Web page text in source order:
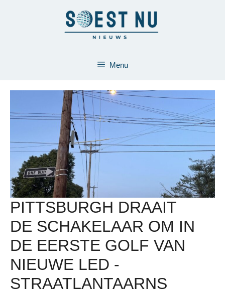
Menu
PITTSBURGH DRAAIT
DE SCHAKELAAR OM IN
DE EERSTE GOLF VAN
NIEUWE LED -
STRAATLANTAARNS